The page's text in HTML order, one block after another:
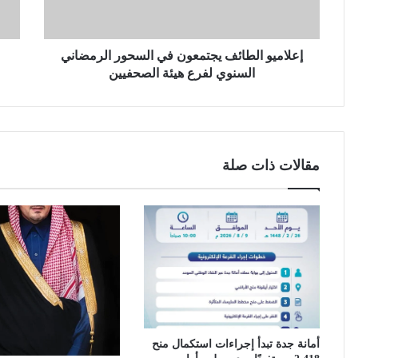
ل
ف
م
ع
و
و
إعلاميو الطائف يجتمعون في السحور الرمضاني
السنوي لفرع هيئة الصحفيين
ا
ش
ي
ا
ل
ي
و
مقالات ذات صلة
أمانة جدة تبدأ إجراءات استكمال منح